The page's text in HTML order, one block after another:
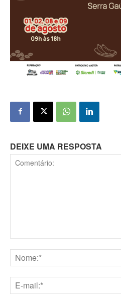
DEIXE UMA RESPOSTA